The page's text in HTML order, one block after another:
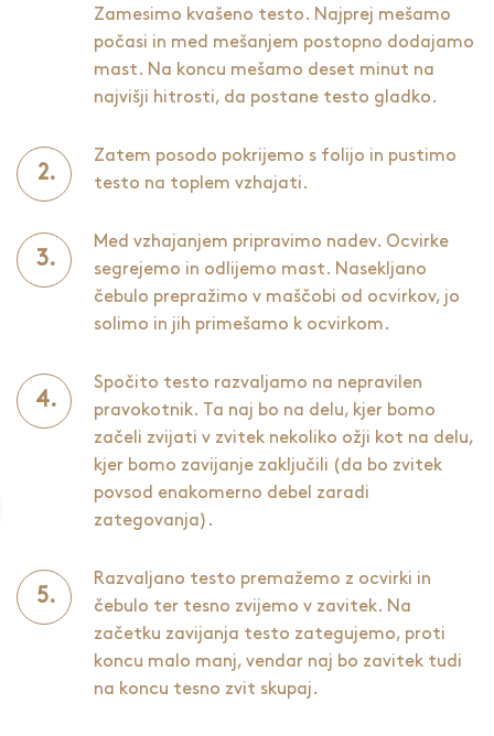
Zamesimo kvašeno testo. Najprej mešamo
počasi in med mešanjem postopno dodajamo
mast. Na koncu mešamo deset minut na
najvišji hitrosti, da postane testo gladko.
Zatem posodo pokrijemo s folijo in pustimo
testo na toplem vzhajati.
Med vzhajanjem pripravimo nadev. Ocvirke
segrejemo in odlijemo mast. Nasekljano
čebulo prepražimo v maščobi od ocvirkov, jo
solimo in jih primešamo k ocvirkom.
Spočito testo razvaljamo na nepravilen
pravokotnik. Ta naj bo na delu, kjer bomo
začeli zvijati v zvitek nekoliko ožji kot na delu,
kjer bomo zavijanje zaključili (da bo zvitek
povsod enakomerno debel zaradi
zategovanja).
Razvaljano testo premažemo z ocvirki in
čebulo ter tesno zvijemo v zavitek. Na
začetku zavijanja testo zategujemo, proti
koncu malo manj, vendar naj bo zavitek tudi
na koncu tesno zvit skupaj.